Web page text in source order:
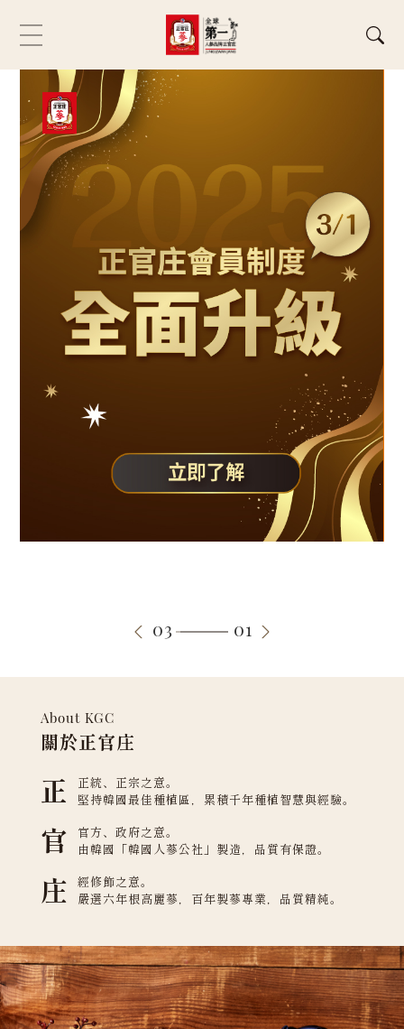
03 01
About KGC
關於正官庄
正
正統、正宗之意。
堅持韓國最佳種植區，累積千年種植智慧與經驗。
官
官方、政府之意。
由韓國「韓國人蔘公社」製造，品質有保證。
庄
經修飾之意。
嚴選六年根高麗蔘，百年製蔘專業，品質精純。